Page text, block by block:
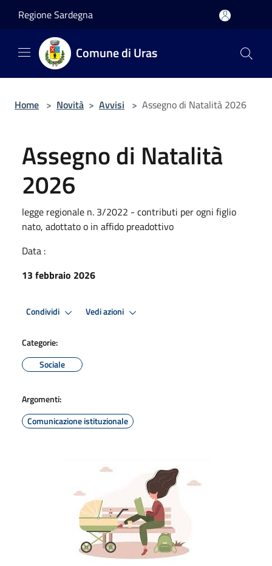
Regione Sardegna
Comune di Uras
Home > Novità > Avvisi > Assegno di Natalità 2026
Assegno di Natalità
2026
legge regionale n. 3/2022 - contributi per ogni figlio
nato, adottato o in affido preadottivo
Data :
13 febbraio 2026
Condividi Vedi azioni
Categorie:
Sociale
Argomenti:
Comunicazione istituzionale